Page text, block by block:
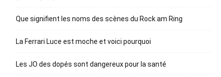
Que signifient les noms des scènes du Rock am Ring
La Ferrari Luce est moche et voici pourquoi
Les JO des dopés sont dangereux pour la santé